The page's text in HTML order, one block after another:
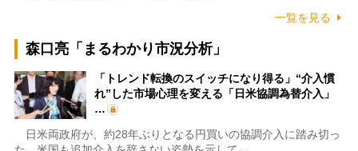
一覧を見る
森口亮「まるわかり市況分析」
「トレンド転換のスイッチになり得る」“介入慣
れ”した市場心理を変える「日米協調為替介入」
…
日米両政府が、約28年ぶりとなる円買いの協調介入に踏み切っ